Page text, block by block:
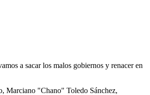
a sacar los malos gobiernos y renacer en
Marciano "Chano" Toledo Sánchez,